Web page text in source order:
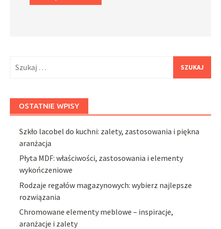
OSTATNIE WPISY
Szkło lacobel do kuchni: zalety, zastosowania i piękna
aranżacja
Płyta MDF: właściwości, zastosowania i elementy
wykończeniowe
Rodzaje regałów magazynowych: wybierz najlepsze
rozwiązania
Chromowane elementy meblowe – inspiracje,
aranżacje i zalety